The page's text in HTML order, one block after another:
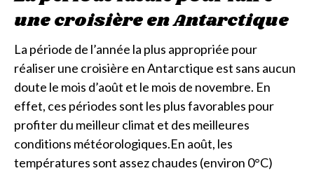
une croisière en Antarctique
La période de l’année la plus appropriée pour
réaliser une croisière en Antarctique est sans aucun
doute le mois d’août et le mois de novembre. En
effet, ces périodes sont les plus favorables pour
profiter du meilleur climat et des meilleures
conditions météorologiques.En août, les
températures sont assez chaudes (environ 0°C)